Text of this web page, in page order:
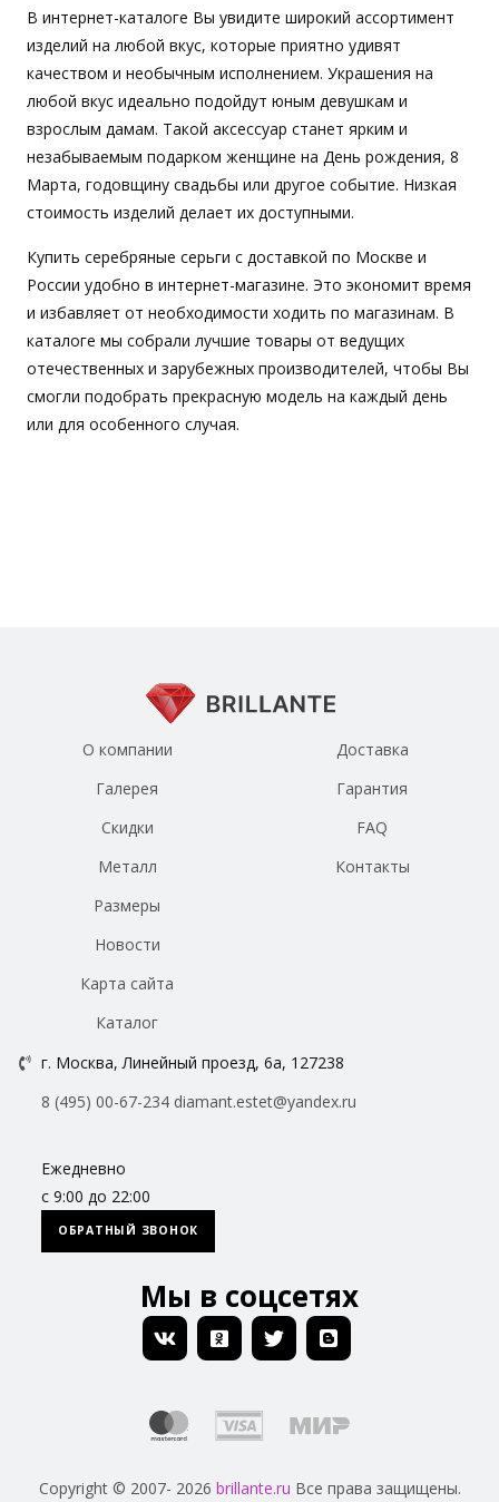
В интернет-каталоге Вы увидите широкий ассортимент
изделий на любой вкус, которые приятно удивят
качеством и необычным исполнением. Украшения на
любой вкус идеально подойдут юным девушкам и
взрослым дамам. Такой аксессуар станет ярким и
незабываемым подарком женщине на День рождения, 8
Марта, годовщину свадьбы или другое событие. Низкая
стоимость изделий делает их доступными.
Купить серебряные серьги с доставкой по Москве и
России удобно в интернет-магазине. Это экономит время
и избавляет от необходимости ходить по магазинам. В
каталоге мы собрали лучшие товары от ведущих
отечественных и зарубежных производителей, чтобы Вы
смогли подобрать прекрасную модель на каждый день
или для особенного случая.
О компании
Галерея
Скидки
Металл
Размеры
Новости
Доставка
Гарантия
FAQ
Контакты
Карта сайта
Каталог
г. Москва, Линейный проезд, 6а, 127238
8 (495) 00-67-234 diamant.estet@yandex.ru
Ежедневно
с 9:00 до 22:00
ОБРАТНЫЙ ЗВОНОК
Мы в соцсетях
Copyright © 2007- 2026 brillante.ru Все права защищены.